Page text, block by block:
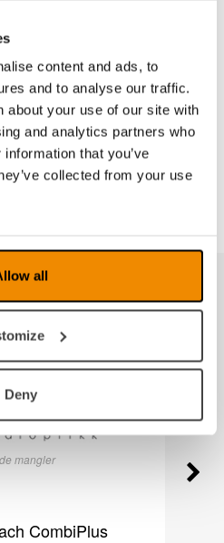
content and ads, to
and to analyse our traffic.
about your use of our site with
and analytics partners who
that you’ve
collected from your use
all
Deny
synsoppgaver som
plastfot slipper til
Åpning i plastfoten gir
lupen (unntatt E1153).
samme kategori
mangler
CombiPlus